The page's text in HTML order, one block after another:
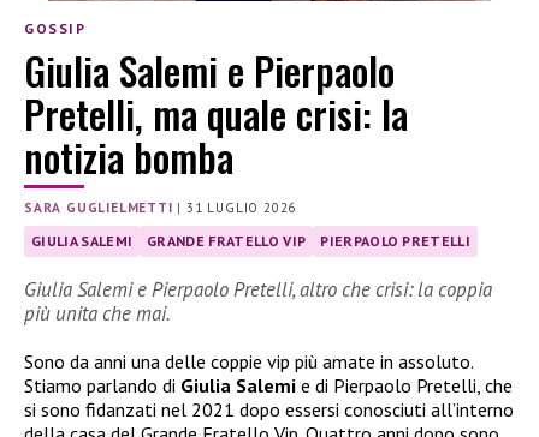
GOSSIP
Giulia Salemi e Pierpaolo
Pretelli, ma quale crisi: la
notizia bomba
SARA GUGLIELMETTI |31 LUGLIO 2026
GIULIA SALEMI GRANDE FRATELLO VIP PIERPAOLO PRETELLI
Giulia Salemi e Pierpaolo Pretelli, altro che crisi: la coppia
più unita che mai.
Sono da anni una delle coppie vip più amate in assoluto.
Stiamo parlando di Giulia Salemi e di Pierpaolo Pretelli, che
si sono fidanzati nel 2021 dopo essersi conosciuti all’interno